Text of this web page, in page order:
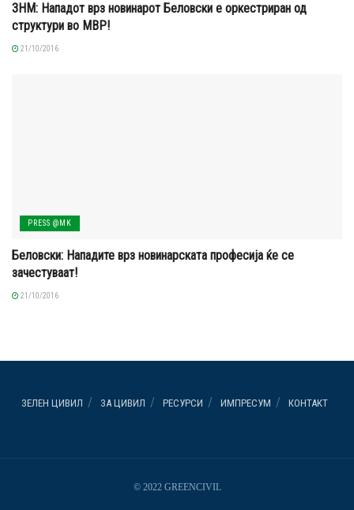
ЗНМ: Нападот врз новинарот Беловски е оркестриран од
структури во МВР!
21/10/2016
PRESS @MK
Белoвски: Нападите врз новинарската професија ќе се
зачестуваат!
21/10/2016
ЗЕЛЕН ЦИВИЛ ЗА ЦИВИЛ РЕСУРСИ ИМПРЕСУМ КОНТАКТ
© 2022 GREENCIVIL